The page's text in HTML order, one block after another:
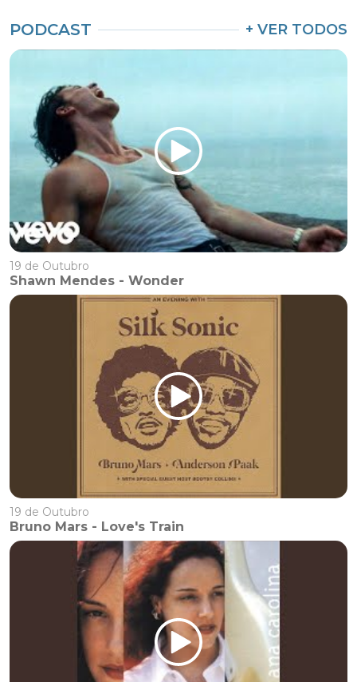
PODCAST + VER TODOS
19 de Outubro
Shawn Mendes - Wonder
19 de Outubro
Bruno Mars - Love's Train